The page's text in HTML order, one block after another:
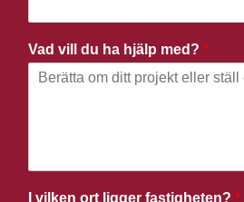
Vad vill du ha hjälp med? *
I vilken ort ligger fastigheten? *